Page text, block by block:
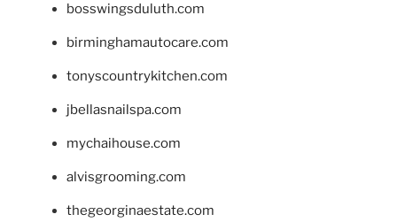
bosswingsduluth.com
birminghamautocare.com
tonyscountrykitchen.com
jbellasnailspa.com
mychaihouse.com
alvisgrooming.com
thegeorginaestate.com